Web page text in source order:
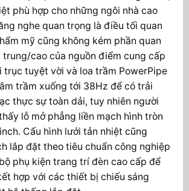
phù hợp cho những ngôi nhà cao
nghe quan trọng là điều tối quan
mỹ cũng không kém phần quan
cao của nguồn điểm cung cấp
trục tuyệt vời và loa trầm PowerPipe
trầm xuống tới 38Hz để có trải
thực sự toàn dải, tuy nhiên người
lỗ mở phẳng liền mạch hình tròn
Cấu hình lưới tản nhiệt cũng
lắp đặt theo tiêu chuẩn công nghiệp
phụ kiện trang trí đèn cao cấp để
hợp với các thiết bị chiếu sáng